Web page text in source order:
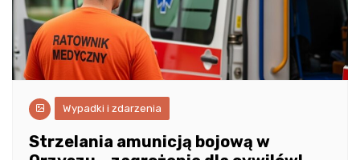
Wypadki i zdarzenia
Strzelania amunicją bojową w